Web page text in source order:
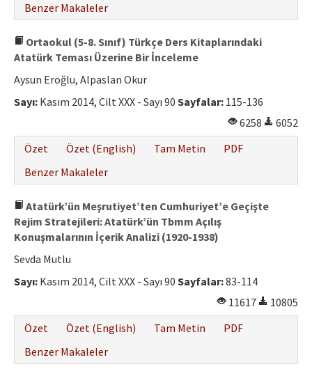
Benzer Makaleler
Ortaokul (5-8. Sınıf) Türkçe Ders Kitaplarındaki
Atatürk Teması Üzerine Bir İnceleme
Aysun Eroğlu, Alpaslan Okur
Sayı: Kasım 2014, Cilt XXX - Sayı 90 Sayfalar: 115-136
6258
6052
Özet
Özet (English) Tam Metin
PDF
Benzer Makaleler
Atatürk’ün Meşrutiyet’ten Cumhuriyet’e Geçişte
Rejim Stratejileri: Atatürk’ün Tbmm Açılış
Konuşmalarının İçerik Analizi (1920-1938)
Sevda Mutlu
Sayı: Kasım 2014, Cilt XXX - Sayı 90 Sayfalar:83-114
11617
10805
Özet
Özet (English) Tam Metin
PDF
Benzer Makaleler